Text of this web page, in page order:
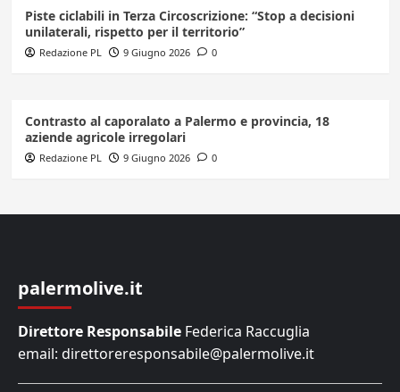
Piste ciclabili in Terza Circoscrizione: “Stop a decisioni
unilaterali, rispetto per il territorio”
Redazione PL 9 Giugno 2026 0
Contrasto al caporalato a Palermo e provincia, 18
aziende agricole irregolari
Redazione PL 9 Giugno 2026 0
palermolive.it
Direttore Responsabile Federica Raccuglia
email: direttoreresponsabile@palermolive.it